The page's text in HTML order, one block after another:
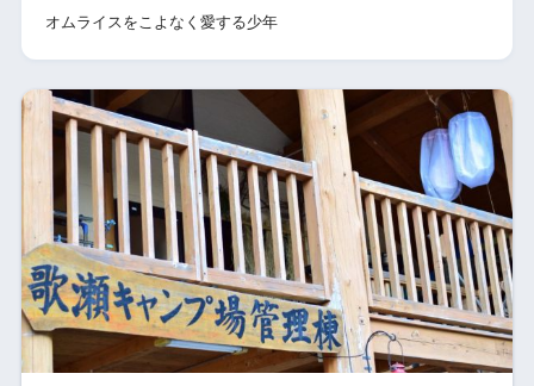
オムライスをこよなく愛する少年